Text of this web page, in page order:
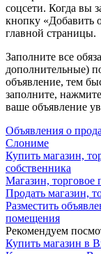
соцсети. Когда вы
кнопку «Добавить
главной страницы.
Заполните все
дополнительные)
объявление, тем
заполните,
ваше объявление
Объявления о
Слониме
Купить магазин,
собственника
Магазин,
Продать магазин,
Разместить
помещения
Рекомендуем
Купить магазин в